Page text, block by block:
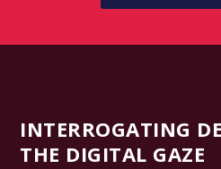
INTERROGATING
THE DIGITAL GAZE